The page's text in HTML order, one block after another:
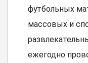
футбольных
массовых и
ежегодно